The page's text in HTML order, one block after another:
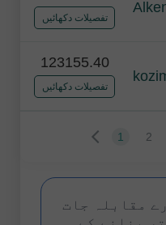
تفصیلات دکھائیں
123155.40
تفصیلات دکھائیں
1 2
مقابلہ جات